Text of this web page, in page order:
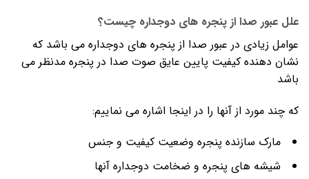
علل عبور صدا از پنجره های دوجداره چیست؟
عوامل زیادی در عبور صدا از پنجره های دوجداره می باشد که
نشان دهنده کیفیت پایین عایق صوت صدا در پنجره مدنظر می
باشد
که چند مورد از آنها را در اینجا اشاره می نماییم:
مارک سازنده پنجره وضعیت کیفیت و جنس
شیشه های پنجره و ضخامت دوجداره آنها